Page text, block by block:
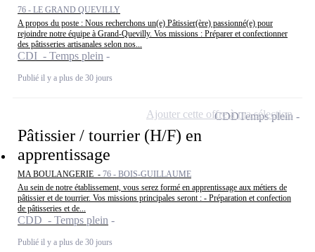
76 - LE GRAND QUEVILLY
A propos du poste : Nous recherchons un(e) Pâtissier(ère) passionné(e) pour
rejoindre notre équipe à Grand-Quevilly. Vos missions : Préparer et confectionner
des pâtisseries artisanales selon nos...
CDI - Temps plein
Publié il y a plus de 30 jours
Pâtissier / tourrier (H/F) en
apprentissage
MA BOULANGERIE - 76 - BOIS-GUILLAUME
Au sein de notre établissement, vous serez formé en apprentissage aux métiers de
pâtissier et de tourrier. Vos missions principales seront : - Préparation et confection
de pâtisseries et de...
CDD - Temps plein
Publié il y a plus de 30 jours
CDDTemps plein
Ajouter cette offre à ma sélection